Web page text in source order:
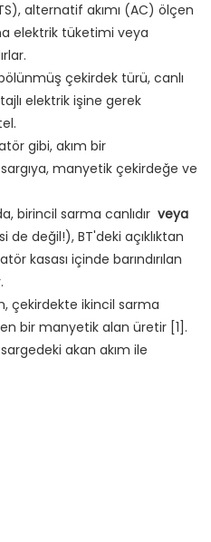
alternatif akımı (AC) ölçen
elektrik tüketimi veya
çekirdek türü, canlı
elektrik işine gerek
gibi, akım bir
manyetik çekirdeğe ve
birincil sarma canlıdır veya
değil!), BT'deki açıklıktan
kasası içinde barındırılan
çekirdekte ikincil sarma
bir manyetik alan üretir [1].
akan akım ile